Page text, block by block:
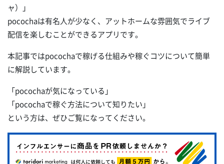
ャ）」
pocochaは有名人が少なく、アットホームな雰囲気でライブ
配信を楽しむことができるアプリです。
本記事ではpocochaで稼げる仕組みや稼ぐコツについて簡単
に解説しています。
「pocochaが気になっている」
「pocochaで稼ぐ方法について知りたい」
という方は、ぜひご覧になってください。